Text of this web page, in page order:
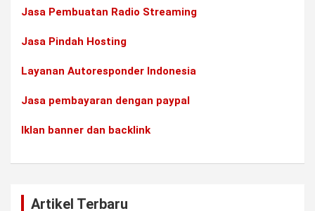
Jasa Pembuatan Radio Streaming
Jasa Pindah Hosting
Layanan Autoresponder Indonesia
Jasa pembayaran dengan paypal
Iklan banner dan backlink
Artikel Terbaru